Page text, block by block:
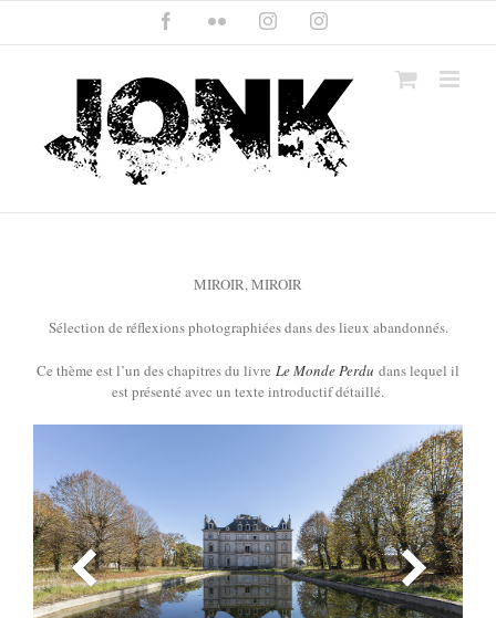
content
FacebookFlickr InstagramInstagram
MIROIR, MIROIR
Sélection de réflexions photographiées dans des lieux abandonnés.
Ce thème est l’un des chapitres du livre Le Monde Perdu dans lequel il
est présenté avec un texte introductif détaillé.